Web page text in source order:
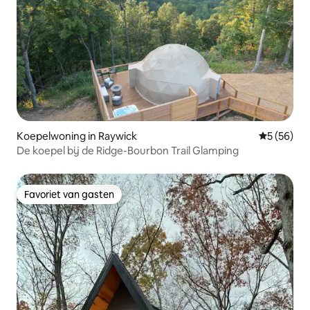
Koepelwoning in Raywick
5 (56)
De koepel bij de Ridge-Bourbon Trail Glamping
Favoriet van gasten
Favoriet van gasten